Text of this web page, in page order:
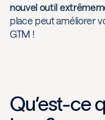
nouvel outil
place peut améliorer
GTM !
Qu’est-ce